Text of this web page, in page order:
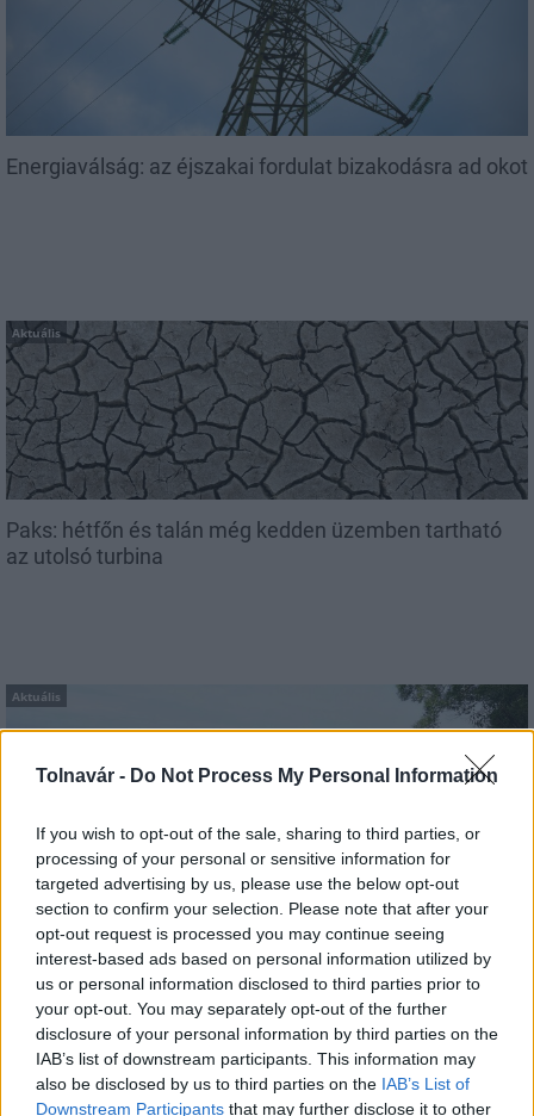
Tolnavár - Do Not Process My Personal Information
If you wish to opt-out of the sale, sharing to third parties, or
processing of your personal or sensitive information for
targeted advertising by us, please use the below opt-out
section to confirm your selection. Please note that after your
opt-out request is processed you may continue seeing
interest-based ads based on personal information utilized by
us or personal information disclosed to third parties prior to
your opt-out. You may separately opt-out of the further
disclosure of your personal information by third parties on the
IAB’s list of downstream participants. This information may
also be disclosed by us to third parties on the IAB’s List of
Downstream Participants that may further disclose it to other
Energiaválság: az éjszakai fordulat bizakodásra ad okot
Aktuális
Paks: hétfőn és talán még kedden üzemben tartható
az utolsó turbina
Aktuális
Az atomerőmű egyetlen hatása a környezetre, hogy a
Duna vizét némileg felmelegíti
MAGYAR ÉPÍTŐK